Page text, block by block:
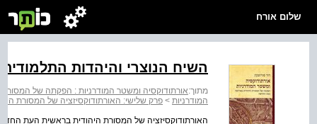
שלום אורח
השיח הנוצרי והיהדות התלמודית
מתוך:אורתודוקסיה ומשטר המודרניות : הפקתה של
המודרניות > פרק שלישי: האורתודוקסיזציה של המסורת